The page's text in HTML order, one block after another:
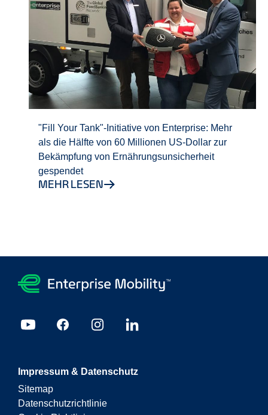
"Fill Your Tank"-Initiative von Enterprise: Mehr
als die Hälfte von 60 Millionen US-Dollar zur
Bekämpfung von Ernährungsunsicherheit
gespendet
MEHR LESEN
Impressum & Datenschutz
Sitemap
Datenschutzrichtlinie